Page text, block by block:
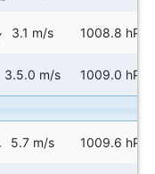
3.1 m/s 1008.8 hPa
3.5.0 m/s 1009.0 hPa
5.7 m/s 1009.6 hPa